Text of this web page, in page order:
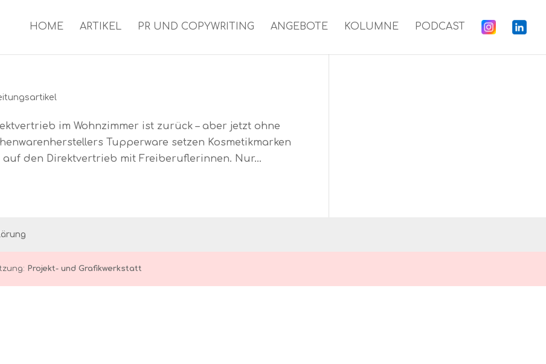
HOME ARTIKEL PR UND COPYWRITING ANGEBOTE KOLUMNE PODCAST
im Wohnzimmer ist zurück – aber jetzt ohne
Tupperware setzen Kosmetikmarken
den Direktvertrieb mit Freiberuflerinnen. Nur...
Projekt- und Grafikwerkstatt